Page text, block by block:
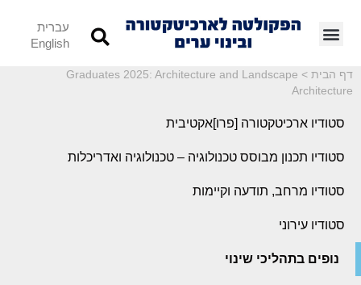
עברית
English
דף הבית >
Graduates 2025: Architecture and Landscape
Architecture
סטודיו ארכיטקטורה [פרו]אקטיבית
סטודיו תכנון מבוסס טכנולוגיה – טכנולוגיה ואדריכלות
סטודיו מרחב, תודעה וקיימות
סטודיו עירוני
נופים בתהליכי שינוי